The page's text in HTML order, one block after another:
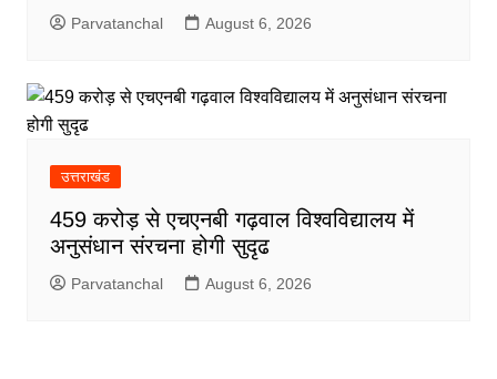
Parvatanchal August 6, 2026
उत्तराखंड
459 करोड़ से एचएनबी गढ़वाल विश्वविद्यालय में
अनुसंधान संरचना होगी सुदृढ
Parvatanchal August 6, 2026